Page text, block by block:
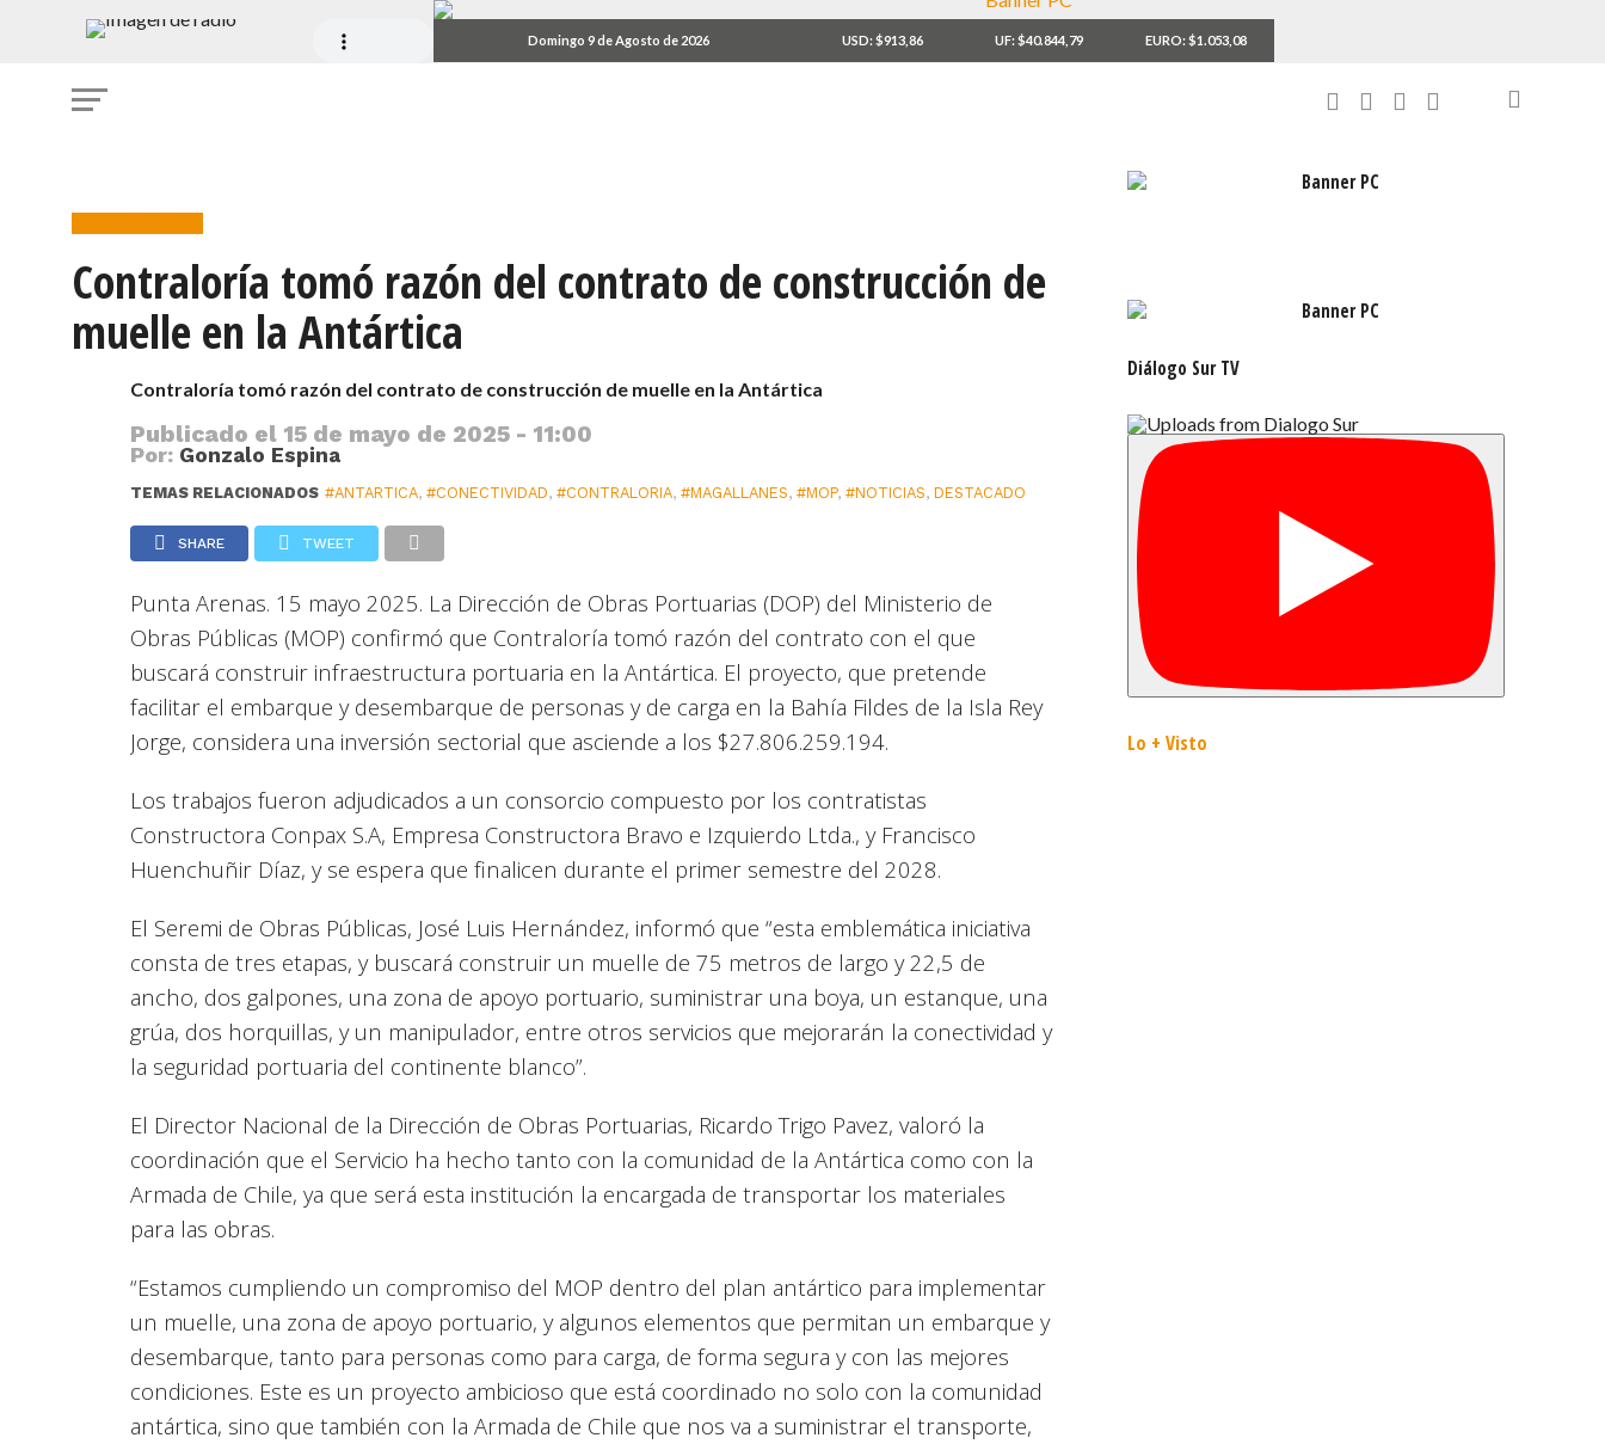
Domingo 9 de Agosto de 2026 USD: $913,86 UF: $40.844,79 EURO: $1.053,08
Obras Públicas
Contraloría tomó razón del contrato de construcción de
muelle en la Antártica
Contraloría tomó razón del contrato de construcción de muelle en la Antártica
Publicado el 15 de mayo de 2025 - 11:00
Por: Gonzalo Espina
TEMAS RELACIONADOS #ANTARTICA,#CONECTIVIDAD,#CONTRALORIA,#MAGALLANES,#MOP,#NOTICIAS,DESTACADO
SHARE TWEET
Punta Arenas. 15 mayo 2025. La Dirección de Obras Portuarias (DOP) del Ministerio de
Obras Públicas (MOP) confirmó que Contraloría tomó razón del contrato con el que
buscará construir infraestructura portuaria en la Antártica. El proyecto, que pretende
facilitar el embarque y desembarque de personas y de carga en la Bahía Fildes de la Isla Rey
Jorge, considera una inversión sectorial que asciende a los $27.806.259.194.
Los trabajos fueron adjudicados a un consorcio compuesto por los contratistas
Constructora Conpax S.A, Empresa Constructora Bravo e Izquierdo Ltda., y Francisco
Huenchuñir Díaz, y se espera que finalicen durante el primer semestre del 2028.
El Seremi de Obras Públicas, José Luis Hernández, informó que “esta emblemática iniciativa
consta de tres etapas, y buscará construir un muelle de 75 metros de largo y 22,5 de
ancho, dos galpones, una zona de apoyo portuario, suministrar una boya, un estanque, una
grúa, dos horquillas, y un manipulador, entre otros servicios que mejorarán la conectividad y
la seguridad portuaria del continente blanco”.
El Director Nacional de la Dirección de Obras Portuarias, Ricardo Trigo Pavez, valoró la
coordinación que el Servicio ha hecho tanto con la comunidad de la Antártica como con la
Armada de Chile, ya que será esta institución la encargada de transportar los materiales
para las obras.
“Estamos cumpliendo un compromiso del MOP dentro del plan antártico para implementar
un muelle, una zona de apoyo portuario, y algunos elementos que permitan un embarque y
desembarque, tanto para personas como para carga, de forma segura y con las mejores
condiciones. Este es un proyecto ambicioso que está coordinado no solo con la comunidad
antártica, sino que también con la Armada de Chile que nos va a suministrar el transporte,
Diálogo Sur TV
Lo + Visto